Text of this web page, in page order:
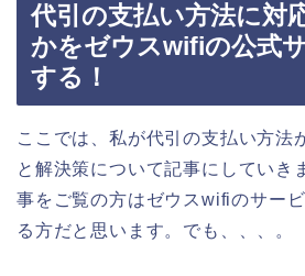
代引の支払い方法に対
かをゼウスwifiの公式
する！
ここでは、私が代引の支払い方法
と解決策について記事にしていき
事をご覧の方はゼウスwifiのサー
る方だと思います。でも、、、。